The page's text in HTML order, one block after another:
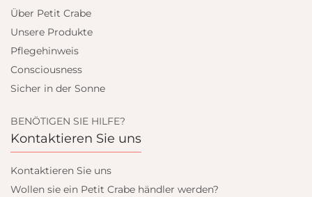
Über Petit Crabe
Unsere Produkte
Pflegehinweis
Consciousness
Sicher in der Sonne
BENÖTIGEN SIE HILFE?
Kontaktieren Sie uns
Kontaktieren Sie uns
Wollen sie ein Petit Crabe händler werden?